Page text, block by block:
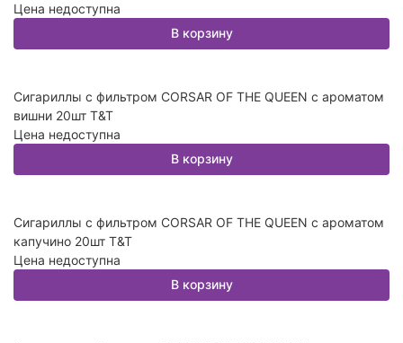
Цена недоступна
В корзину
Сигариллы с фильтром CORSAR OF THE QUEEN с ароматом
вишни 20шт T&T
Цена недоступна
В корзину
Сигариллы с фильтром CORSAR OF THE QUEEN с ароматом
капучино 20шт T&T
Цена недоступна
В корзину